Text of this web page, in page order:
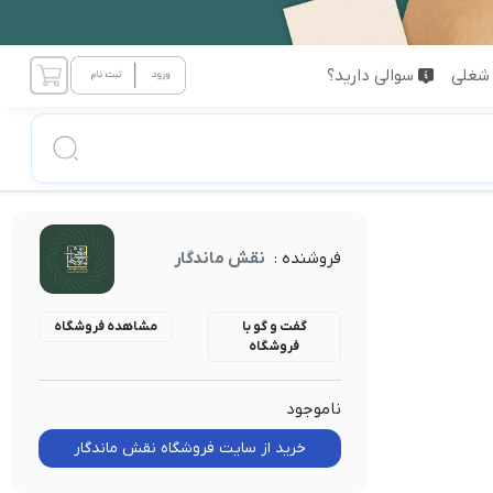
سوالی دارید؟
فروشنده : نقش ماندگار
گفت و گو با
فروشگاه
مشاهده فروشگاه
ناموجود
خرید از سایت فروشگاه نقش ماندگار